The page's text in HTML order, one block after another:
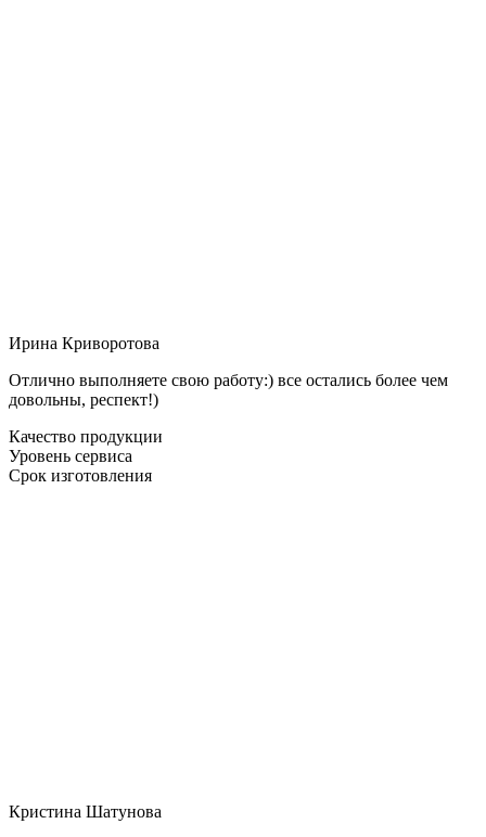
Ирина Криворотова
Отлично выполняете свою работу:) все остались более чем
довольны, респект!)
Качество продукции
Уровень сервиса
Срок изготовления
Кристина Шатунова